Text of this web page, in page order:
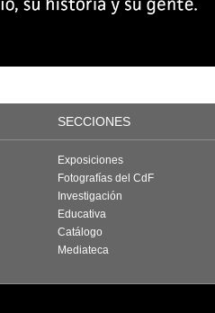
SECCIONES
Exposiciones
Fotografías del CdF
Investigación
Educativa
Catálogo
Mediateca